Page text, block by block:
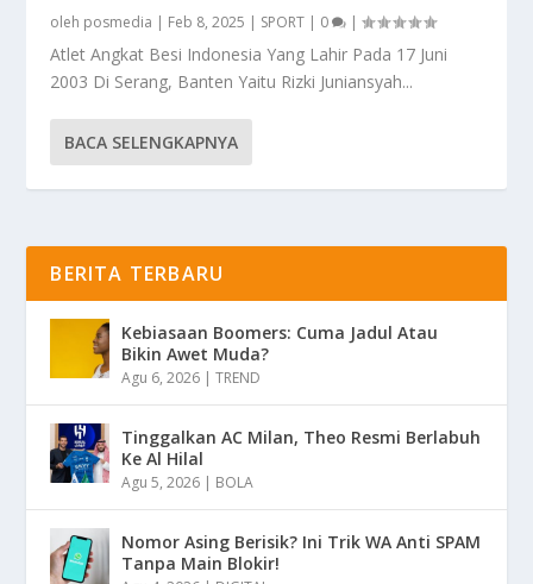
oleh posmedia | Feb 8, 2025 | SPORT | 0 |
Atlet Angkat Besi Indonesia Yang Lahir Pada 17 Juni
2003 Di Serang, Banten Yaitu Rizki Juniansyah...
BACA SELENGKAPNYA
BERITA TERBARU
Kebiasaan Boomers: Cuma Jadul Atau
Bikin Awet Muda?
Agu 6, 2026 |TREND
Tinggalkan AC Milan, Theo Resmi Berlabuh
Ke Al Hilal
Agu 5, 2026 | BOLA
Nomor Asing Berisik? Ini Trik WA Anti SPAM
Tanpa Main Blokir!